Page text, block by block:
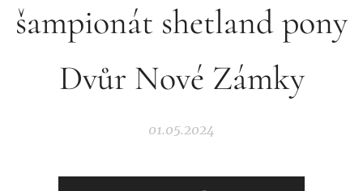
šampionát shetland pony
Dvůr Nové Zámky
01.05.2024